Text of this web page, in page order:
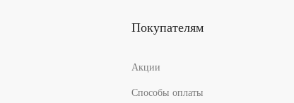
Покупателям
Акции
Способы оплаты